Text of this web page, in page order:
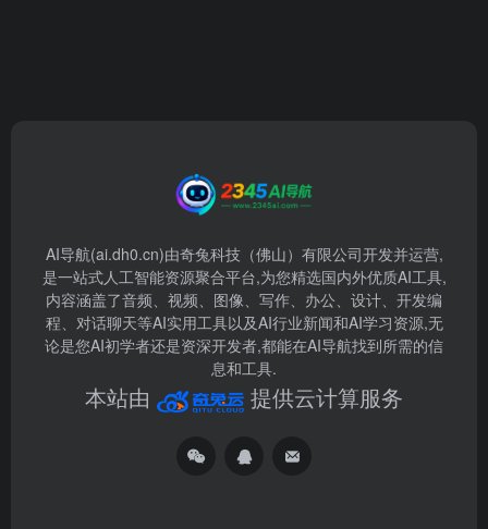
AI导航(ai.dh0.cn)由奇兔科技（佛山）有限公司开发并运营,
是一站式人工智能资源聚合平台,为您精选国内外优质AI工具,
内容涵盖了音频、视频、图像、写作、办公、设计、开发编
程、对话聊天等AI实用工具以及AI行业新闻和AI学习资源,无
论是您AI初学者还是资深开发者,都能在AI导航找到所需的信
息和工具.
本站由 提供云计算服务